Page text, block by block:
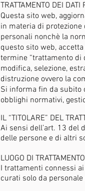
TRATTAMENTO DEI DATI
Questa sito web,
in materia di
personali nonchè la
questo sito web,
termine “trattamento di
modifica, selezione,
distruzione ovvero la
Si informa fin da subito
obblighi normativi,
IL “TITOLARE” DEL
Ai sensi dell’art. 13 del
delle persone e di altri
LUOGO DI
I trattamenti connessi
curati solo da